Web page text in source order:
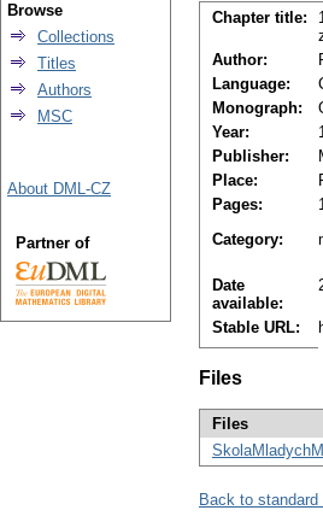
Chapter title:
Author:
Language:
Monograph:
Year:
Publisher:
Place:
Pages:
Category:
Date
available:
Stable URL:
Files
Files
Back to standard
Browse
Collections
Titles
Authors
MSC
About DML-CZ
Partner of